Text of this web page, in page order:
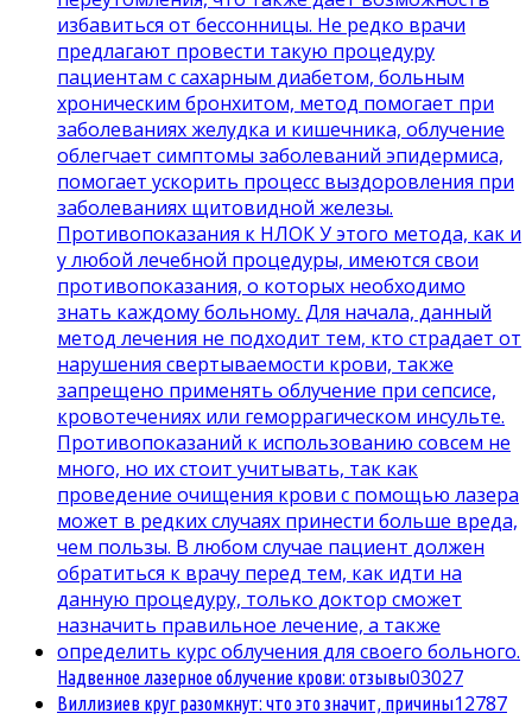
Надвенное лазерное облучение крови: отзывы03027
Виллизиев круг разомкнут: что это значит, причины12787